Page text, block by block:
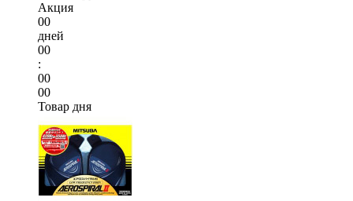
Акция
00
дней
00
:
00
00
Товар дня